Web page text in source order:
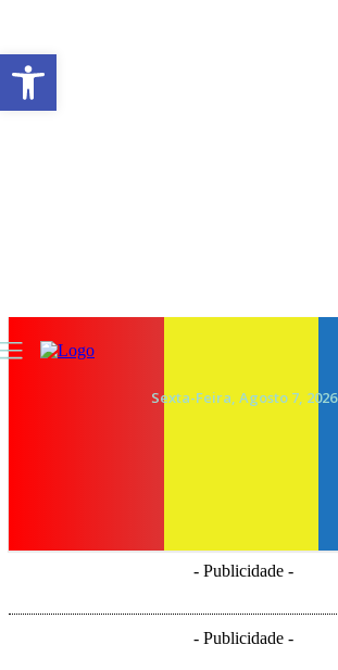
Sexta-Feira, Agosto 7, 2026
- Publicidade -
- Publicidade -
Abrir a barra de ferramentas